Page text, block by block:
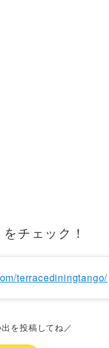
チェック！
terracediningtango/
を投稿してね／